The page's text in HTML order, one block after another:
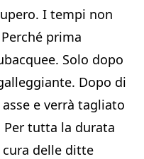
I tempi non
prima
Solo dopo
Dopo di
e verrà tagliato
tutta la durata
delle ditte